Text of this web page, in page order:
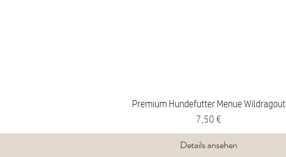
Premium Hundefutter Menue Wildragout
Preis
7,50 €
Details ansehen